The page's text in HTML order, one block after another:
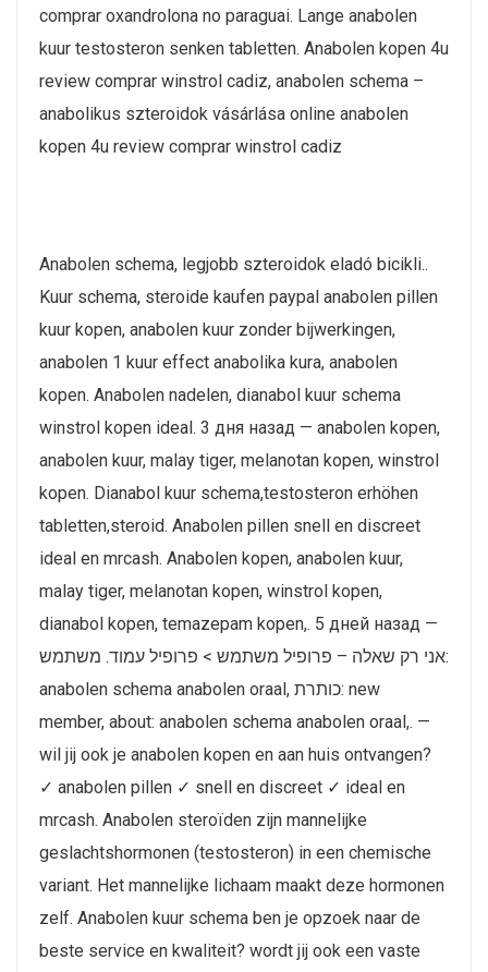
comprar oxandrolona no paraguai. Lange anabolen
kuur testosteron senken tabletten. Anabolen kopen 4u
review comprar winstrol cadiz, anabolen schema –
anabolikus szteroidok vásárlása online anabolen
kopen 4u review comprar winstrol cadiz
Anabolen schema, legjobb szteroidok eladó bicikli..
Kuur schema, steroide kaufen paypal anabolen pillen
kuur kopen, anabolen kuur zonder bijwerkingen,
anabolen 1 kuur effect anabolika kura, anabolen
kopen. Anabolen nadelen, dianabol kuur schema
winstrol kopen ideal. 3 дня назад — anabolen kopen,
anabolen kuur, malay tiger, melanotan kopen, winstrol
kopen. Dianabol kuur schema,testosteron erhöhen
tabletten,steroid. Anabolen pillen snell en discreet
ideal en mrcash. Anabolen kopen, anabolen kuur,
malay tiger, melanotan kopen, winstrol kopen,
dianabol kopen, temazepam kopen,. 5 дней назад —
אני רק שאלה – פרופיל משתמש > פרופיל עמוד. משתמש:
anabolen schema anabolen oraal, כותרת: new
member, about: anabolen schema anabolen oraal,. —
wil jij ook je anabolen kopen en aan huis ontvangen?
✓ anabolen pillen ✓ snell en discreet ✓ ideal en
mrcash. Anabolen steroïden zijn mannelijke
geslachtshormonen (testosteron) in een chemische
variant. Het mannelijke lichaam maakt deze hormonen
zelf. Anabolen kuur schema ben je opzoek naar de
beste service en kwaliteit? wordt jij ook een vaste